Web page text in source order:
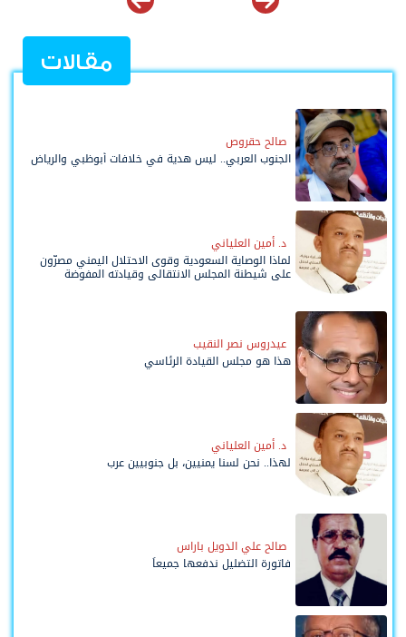
مقالات
صالح حقروص
الجنوب العربي.. ليس هدية في خلافات أبوظبي والرياض
د. أمين العلياني
لماذا الوصاية السعودية وقوى الاحتلال اليمني مصرّون
على شيطنة المجلس الانتقالي وقيادته المفوضة
وحواضنه الشعبية؟
عيدروس نصر النقيب
هذا هو مجلس القيادة الرئاسي
د. أمين العلياني
لهذا.. نحن لسنا يمنيين، بل جنوبيين عرب
صالح علي الدويل باراس
فاتورة التضليل ندفعها جميعاً